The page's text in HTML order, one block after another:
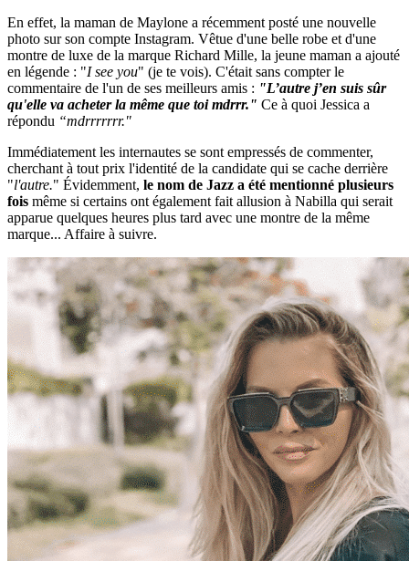
En effet, la maman de Maylone a récemment posté une nouvelle
photo sur son compte Instagram. Vêtue d'une belle robe et d'une
montre de luxe de la marque Richard Mille, la jeune maman a ajouté
en légende : "I see you" (je te vois). C'était sans compter le
commentaire de l'un de ses meilleurs amis : "L’autre j’en suis sûr
qu'elle va acheter la même que toi mdrrr." Ce à quoi Jessica a
répondu “mdrrrrrrr."
Immédiatement les internautes se sont empressés de commenter,
cherchant à tout prix l'identité de la candidate qui se cache derrière
"l'autre." Évidemment, le nom de Jazz a été mentionné plusieurs
fois même si certains ont également fait allusion à Nabilla qui serait
apparue quelques heures plus tard avec une montre de la même
marque... Affaire à suivre.